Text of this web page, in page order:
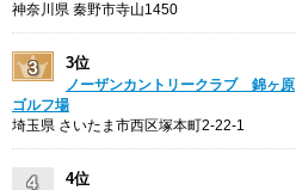
神奈川県 秦野市寺山1450
3位
ノーザンカントリークラブ 錦ヶ原
ゴルフ場
埼玉県 さいたま市西区塚本町2-22-1
4位